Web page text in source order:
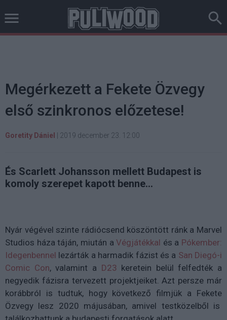
Megérkezett a Fekete Özvegy
első szinkronos előzetese!
Goretity Dániel 2019 december 23. 12:00
És Scarlett Johansson mellett Budapest is
komoly szerepet kapott benne...
Nyár végével szinte rádiócsend köszöntött ránk a Marvel
Studios háza táján, miután aVégjátékkal és a Pókember:
Idegenbennel lezárták a harmadik fázist és a San Diegó-i
Comic Con, valamint a D23 keretein belül felfedték a
negyedik fázisra tervezett projektjeiket. Azt persze már
korábbról is tudtuk, hogy következő filmjük a Fekete
Özvegy lesz 2020 májusában, amivel testközelből is